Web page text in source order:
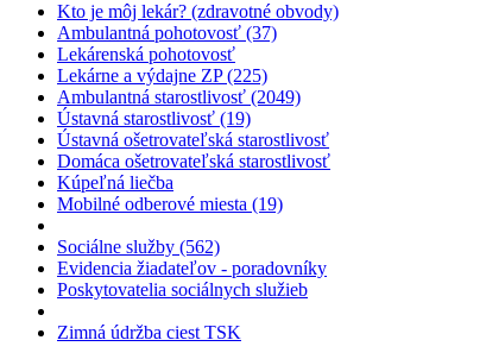
Kto je môj lekár? (zdravotné obvody)
Ambulantná pohotovosť (37)
Lekárenská pohotovosť
Lekárne a výdajne ZP (225)
Ambulantná starostlivosť (2049)
Ústavná starostlivosť (19)
Ústavná ošetrovateľská starostlivosť
Domáca ošetrovateľská starostlivosť
Kúpeľná liečba
Mobilné odberové miesta (19)
Sociálne služby (562)
Evidencia žiadateľov - poradovníky
Poskytovatelia sociálnych služieb
Zimná údržba ciest TSK